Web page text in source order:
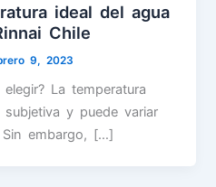
ideal del agua
Chile
9, 2023
La temperatura
subjetiva y puede variar
embargo, […]